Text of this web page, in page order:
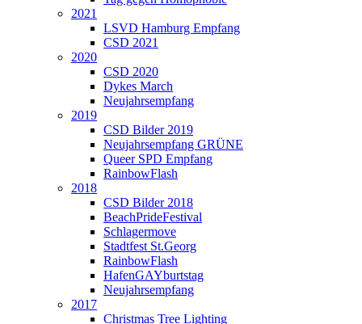
2021
LSVD Hamburg Empfang
CSD 2021
2020
CSD 2020
Dykes March
Neujahrsempfang
2019
CSD Bilder 2019
Neujahrsempfang GRÜNE
Queer SPD Empfang
RainbowFlash
2018
CSD Bilder 2018
BeachPrideFestival
Schlagermove
Stadtfest St.Georg
RainbowFlash
HafenGAYburtstag
Neujahrsempfang
2017
Christmas Tree Lighting